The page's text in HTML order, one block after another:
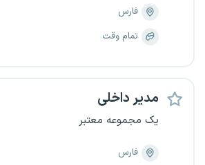
فارس
تمام وقت
مدیر داخلی
یک مجموعه معتبر
فارس